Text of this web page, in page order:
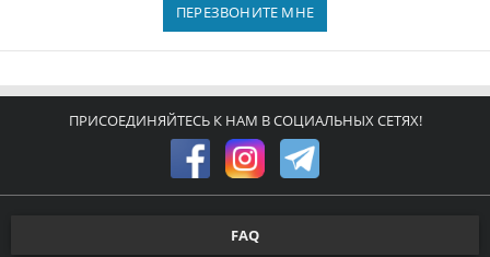
ПЕРЕЗВОНИТЕ МНЕ
ПРИСОЕДИНЯЙТЕСЬ К НАМ В СОЦИАЛЬНЫХ СЕТЯХ!
FAQ